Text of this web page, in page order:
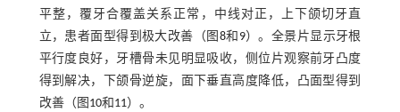
平整，覆牙合覆盖关系正常，中线对正，上下颌切牙直
立，患者面型得到极大改善（图 8和 9）。全景片显示牙根
平行度良好，牙槽骨未见明显吸收，侧位片观察前牙凸度
得到解决，下颌骨逆旋，面下垂直高度降低，凸面型得到
改善（图 10和 11）。